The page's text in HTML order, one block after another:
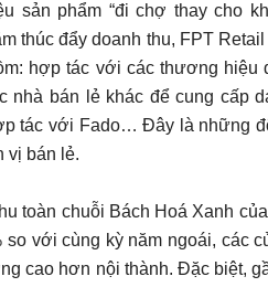
sản phẩm “đi chợ thay cho
thúc đẩy doanh thu, FPT
hợp tác với các thương hiệu
bán lẻ khác để cung cấp
tác với Fado… Ðây là những
vị bán lẻ.
toàn chuỗi Bách Hoá Xanh
với cùng kỳ năm ngoái, các
cao hơn nội thành. Đặc biệt,